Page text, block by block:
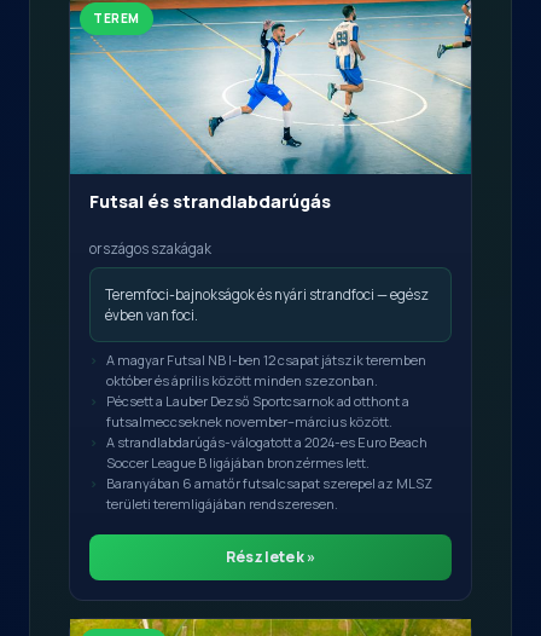
TEREM
Futsal és strandlabdarúgás
országos szakágak
Teremfoci-bajnokságok és nyári strandfoci — egész
évben van foci.
A magyar Futsal NB I-ben 12 csapat játszik teremben
október és április között minden szezonban.
Pécsett a Lauber Dezső Sportcsarnok ad otthont a
futsalmeccseknek november–március között.
A strandlabdarúgás-válogatott a 2024-es Euro Beach
Soccer League B ligájában bronzérmes lett.
Baranyában 6 amatőr futsalcsapat szerepel az MLSZ
területi teremligájában rendszeresen.
Részletek »